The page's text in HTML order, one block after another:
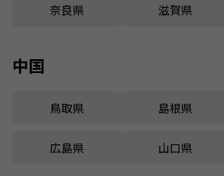
奈良県 滋賀県
中国
鳥取県 島根県
広島県 山口県